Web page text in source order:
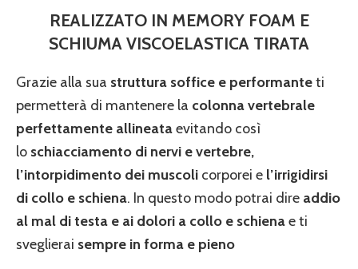
REALIZZATO IN MEMORY FOAM E
SCHIUMA VISCOELASTICA TIRATA
Grazie alla sua struttura soffice e performanteti
permetterà di mantenere la colonna vertebrale
perfettamente allineataevitando così
lo schiacciamento di nervi e vertebre,
l’intorpidimento dei muscoli corporei e l’irrigidirsi
di collo e schiena. In questo modo potrai dire addio
al mal di testa e ai dolori a collo e schienae ti
sveglierai sempre in forma e pieno